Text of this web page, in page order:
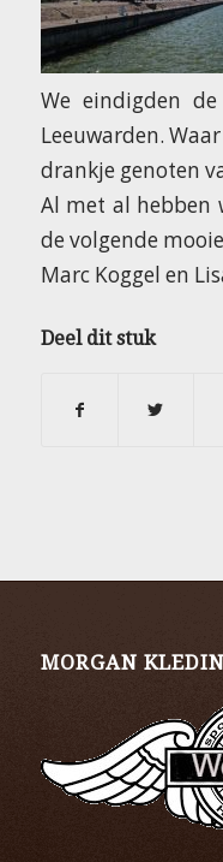
We eindigden
Leeuwarden.
drankje genoten
Al met al hebben
de volgende
Marc Koggel en
Deel dit stuk
MORGAN